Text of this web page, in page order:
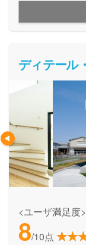
え、デザイン性
れるブランドで
想の家づくりを
ディテール
<ユーザ満足度>
8/10点